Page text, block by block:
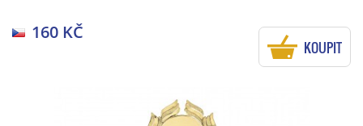
160 KČ
KOUPIT